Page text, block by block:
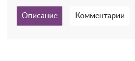
Описание Комментарии